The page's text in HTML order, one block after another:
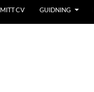
MITT CV GUIDNING